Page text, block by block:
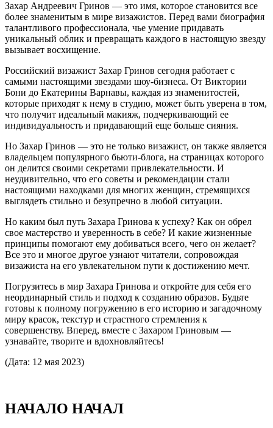
Захар Андреевич Гринов — это имя, которое становится все
более знаменитым в мире визажистов. Перед вами биография
талантливого профессионала, чье умение придавать
уникальный облик и превращать каждого в настоящую звезду
вызывает восхищение.
Российский визажист Захар Гринов сегодня работает с
самыми настоящими звездами шоу-бизнеса. От Виктории
Бони до Екатерины Варнавы, каждая из знаменитостей,
которые приходят к нему в студию, может быть уверена в том,
что получит идеальный макияж, подчеркивающий ее
индивидуальность и придавающий еще больше сияния.
Но Захар Гринов — это не только визажист, он также является
владельцем популярного бьюти-блога, на страницах которого
он делится своими секретами привлекательности. И
неудивительно, что его советы и рекомендации стали
настоящими находками для многих женщин, стремящихся
выглядеть стильно и безупречно в любой ситуации.
Но каким был путь Захара Гринова к успеху? Как он обрел
свое мастерство и уверенность в себе? И какие жизненные
принципы помогают ему добиваться всего, чего он желает?
Все это и многое другое узнают читатели, сопровождая
визажиста на его увлекательном пути к достижению мечт.
Погрузитесь в мир Захара Гринова и откройте для себя его
неординарный стиль и подход к созданию образов. Будьте
готовы к полному погружению в его историю и загадочному
миру красок, текстур и страстного стремления к
совершенству. Вперед, вместе с Захаром Гриновым —
узнавайте, творите и вдохновляйтесь!
(Дата: 12 мая 2023)
НАЧАЛО НАЧАЛ